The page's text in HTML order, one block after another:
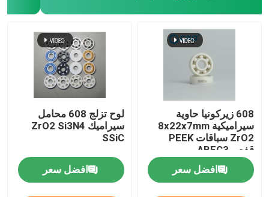
608 زيركونيا حاوية
سيراميكية 8x22x7mm
ZrO2 سباقات PEEK
قفص ABEC3
افضل سعر
لوح تزلج 608 محامل
سيراميك ZrO2 Si3N4
SSiC
افضل سعر